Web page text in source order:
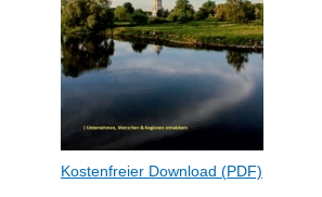
Kostenfreier Download (PDF)